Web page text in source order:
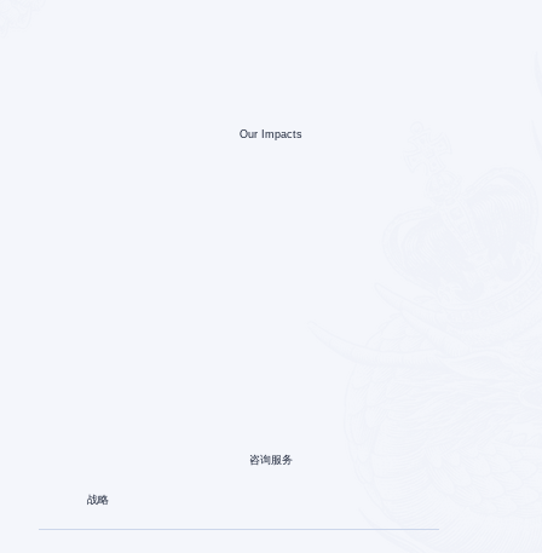
Our Impacts
咨询服务
战略